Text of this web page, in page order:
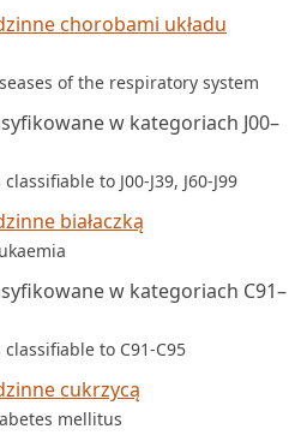
chorobami układu
of the respiratory system
w kategoriach J00–
to J00-J39, J60-J99
białaczką
w kategoriach C91–
to C91-C95
cukrzycą
mellitus